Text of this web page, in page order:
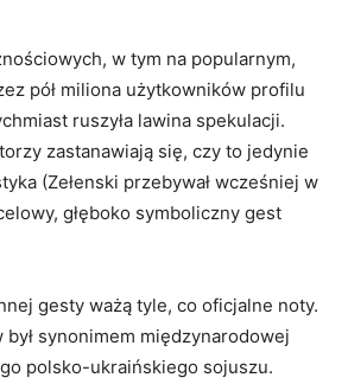
w tym na popularnym,
pół miliona użytkowników profilu
ruszyła lawina spekulacji.
zastanawiają się, czy to jedynie
(Zełenski przebywał wcześniej w
głęboko symboliczny gest
gesty ważą tyle, co oficjalne noty.
był synonimem międzynarodowej
polsko-ukraińskiego sojuszu.